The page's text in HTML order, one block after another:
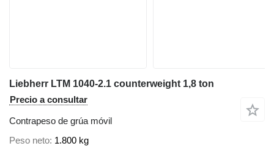
Liebherr LTM 1040-2.1 counterweight 1,8 ton
Precio a consultar
Contrapeso de grúa móvil
Peso neto 1.800 kg